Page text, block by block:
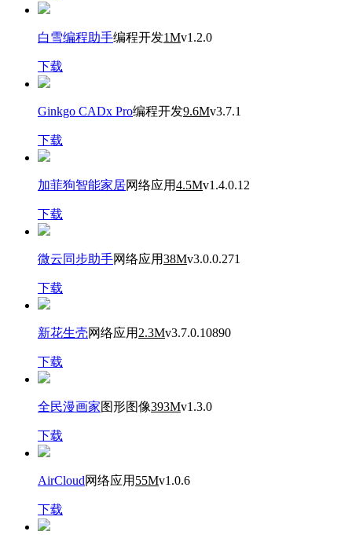
白雪编程助手编程开发1Mv1.2.0
下载
Ginkgo CADx Pro编程开发9.6Mv3.7.1
下载
加菲狗智能家居网络应用4.5Mv1.4.0.12
下载
微云同步助手网络应用38Mv3.0.0.271
下载
新花生壳网络应用 2.3Mv3.7.0.10890
下载
全民漫画家图形图像393Mv1.3.0
下载
AirCloud网络应用 55Mv1.0.6
下载